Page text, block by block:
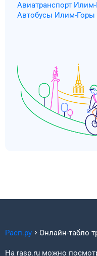
Авиатранспорт
Автобусы Илим-Горы
Расп.ру Онлайн-табло
На rasp.ru можно